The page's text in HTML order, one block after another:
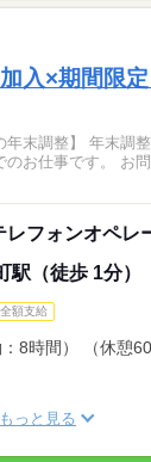
入×期間限
年末調整】 年末調
お問合せ対応、不備連
フォンオペレ
駅（徒歩 1分）
額支給
8時間） （休憩60
もっと見る